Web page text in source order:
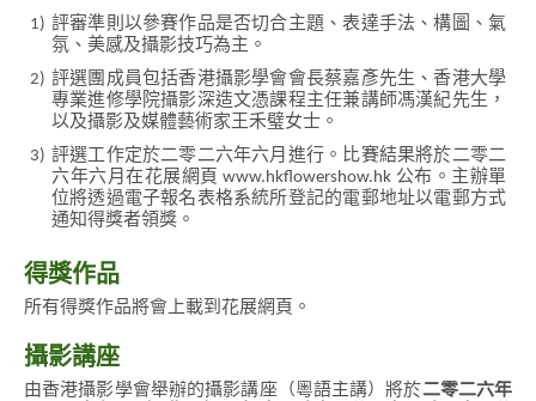
1) 評審準則以參賽作品是否切合主題、表達手法、構圖、氣
氛、美感及攝影技巧為主。
2) 評選團成員包括香港攝影學會會長蔡嘉彥先生、香港大學
專業進修學院攝影深造文憑課程主任兼講師馮漢紀先生，
以及攝影及媒體藝術家王禾璧女士。
3) 評選工作定於二零二六年六月進行。比賽結果將於二零二
六年六月在花展網頁 www.hkflowershow.hk 公布。主辦單
位將透過電子報名表格系統所登記的電郵地址以電郵方式
通知得獎者領獎。
得獎作品
所有得獎作品將會上載到花展網頁。
攝影講座
由香港攝影學會舉辦的攝影講座（粵語主講）將於二零二六年